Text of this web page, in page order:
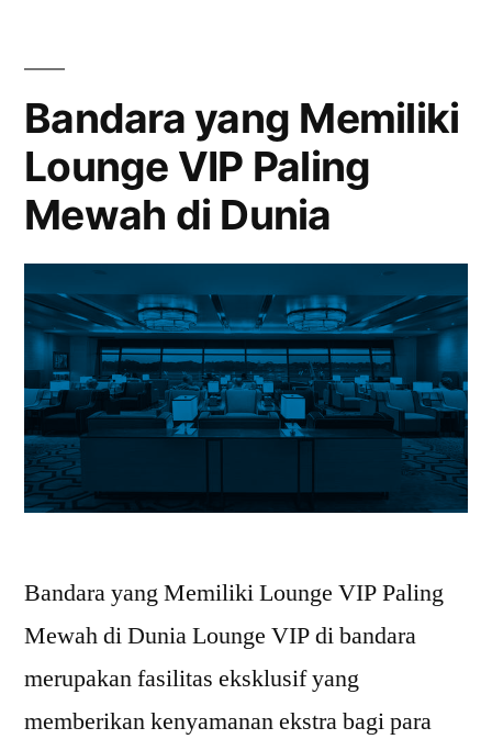
Ancaman
Privasi
Bandara yang Memiliki
Lounge VIP Paling
Mewah di Dunia
Bandara yang Memiliki Lounge VIP Paling
Mewah di Dunia Lounge VIP di bandara
merupakan fasilitas eksklusif yang
memberikan kenyamanan ekstra bagi para